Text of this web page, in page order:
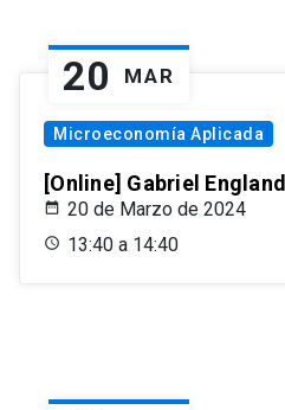
20 MAR
Microeconomía Aplicada
[Online] Gabriel
20 de Marzo de 2024
13:40 a 14:40